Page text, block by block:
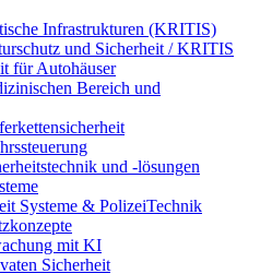
Infrastrukturen (KRITIS)
und Sicherheit / KRITIS
für Autohäuser
Bereich und
und -lösungen
Systeme & PolizeiTechnik
mit KI
Sicherheit